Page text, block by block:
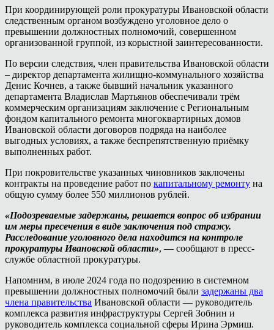
При координирующей роли прокуратуры Ивановской области
следственным органом возбуждено уголовное дело о
превышении должностных полномочий, совершенном
организованной группой, из корыстной заинтересованности.
По версии следствия, член правительства Ивановской области
– директор департамента жилищно-коммунального хозяйства
Денис Кочнев, а также бывший начальник указанного
департамента Владислав Мартьянов обеспечивали трём
коммерческим организациям заключение с Региональным
фондом капитального ремонта многоквартирных домов
Ивановской области договоров подряда на наиболее
выгодных условиях, а также беспрепятственную приёмку
выполненных работ.
При покровительстве указанных чиновников заключены
контракты на проведение работ по капитальному ремонту на
общую сумму более 550 миллионов рублей.
«Подозреваемые задержаны, решается вопрос об избрании
им меры пресечения в виде заключения под стражу.
Расследование уголовного дела находится на контроле
прокуратуры Ивановской области», — сообщают в пресс-
службе областной прокуратуры.
Напомним, в июле 2024 года по подозрению в системном
превышении должностных полномочий были задержаны два
члена правительства Ивановской области — руководитель
комплекса развития инфраструктуры Сергей Зобнин и
руководитель комплекса социальной сферы Ирина Эрмиш.